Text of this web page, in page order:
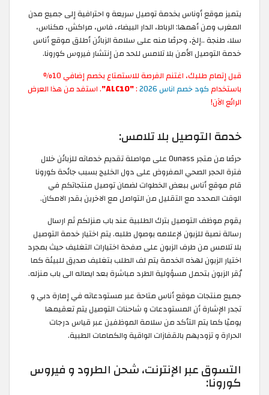
يتميز موقع أوناس بخدمة توصيل سريعة و احترافية إلى جميع مدن
المغرب ومن أهمها: الرباط، الدار البيضاء، فاس، مراكش، مكناس،
سلا، طنجة ..إلخ، وحرصًا منه على سلامة الزبائن أطلق موقع أناس
خدمة التوصيل الأمن بلا تلامس للحد من إنتشار فيروس كورونا.
قبل إتمام طلبك، اغتنم الفرصة للاستمتاع بخصم إضافي 10%
باستخدامكود خصم اناس 2026 :
"ALC10"
. استفد من هذا العرض
الرائع الآن!
خدمة التوصيل بلا تلامس:
حرصًا من متجر Ounass على مواصلة تقديم خدماته للزبائن خلال
فترة الحجر الصحي المفروض على دول الخليج بسبب جائحة كورونا
قام موقع أناس ببعض الخطوات لضمان توصيل منتجاتكم في
الوقت المحدد مع التقليل من التواصل مع الاخرين بقدر الامكان.
يقوم موظف التوصيل بترك الطلبية عند باب منزلكم ثم ارسال
رسالة نصية للزبون لإعلامه بوصول طلبه. يتم اختيار خدمة التوصيل
بلا تلامس من طرف الزبون على صفحة اختيارات التغليف حيث بمجرد
اختيار الزبون لهذه الخدمة يتم لف الطلب بتغليف صديق للبيئة كما
يُقر الزبون بتحمل مسؤولية الطرد مباشرة بعد ايصاله الى باب منزله.
جميع منتجات موقع أناس متاحة عبر مستودعاته في إمارة دبي و
تجدر الإشارة أن المستودعات و شاحنات التوصيل يتم تعقيمها
يوميًا كما يتم التأكد من سلامة الموظفين عبر قياس درجات
الحرارة و تزوديهم بالقفازات الواقية والكمامات الطبية.
التسوق عبر الإنترنت، شحن الطرود و فيروس
كورونا: